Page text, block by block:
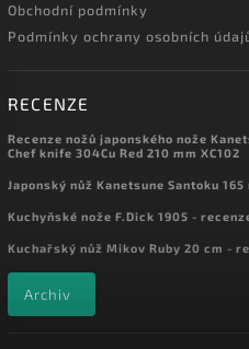
Obchodní podmínky
Podmínky ochrany osobních
RECENZE
Recenze nožů japonského nože
Chef knife 304Cu Red 210 mm XC102
Japonský nůž Kanetsune Santoku
Kuchyňské nože F.Dick 1905 -
Kuchařský nůž Mikov Ruby 20 cm -
Archiv